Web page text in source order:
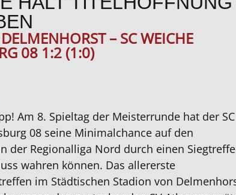
– SC WEICHE
08 1:2 (1:0)
Am 8. Spieltag der Meisterrunde hat der SC
08 seine Minimalchance auf den
der Regionalliga Nord durch einen
wahren können. Das allererste
im Städtischen Stadion von